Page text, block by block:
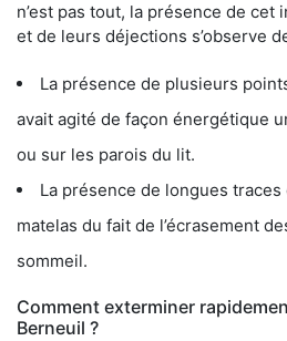
n’est pas tout, la présence de cet
et de leurs déjections s’observe
La présence de plusieurs
avait agité de façon énergétique
ou sur les parois du lit.
La présence de longues
matelas du fait de l’écrasement
sommeil.
Comment exterminer
Berneuil ?